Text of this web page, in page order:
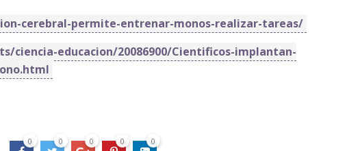
cerebral-permite-entrenar-monos-realizar-tareas/
educacion/20086900/Cientificos-implantan-
0 0 0 0 0